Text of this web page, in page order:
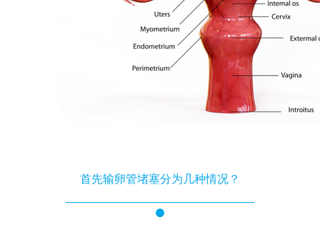
首先输卵管堵塞分为几种情况？